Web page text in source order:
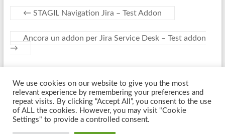
← STAGIL Navigation Jira – Test Addon
Ancora un addon per Jira Service Desk – Test addon
→
Copyright © 2026Artigiano Del Software. Tutti i diritti riservati. Tema
Spaciousdi ThemeGrill. Sviluppato da:WordPress.
We use cookies on our website to give you the most
relevant experience by remembering your preferences and
repeat visits. By clicking “Accept All”, you consent to the use
of ALL the cookies. However, you may visit "Cookie
Settings" to provide a controlled consent.